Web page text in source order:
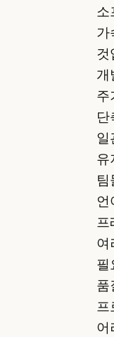
소
가
것
개
주
단
일
유
팀
언
프
여
필
품
프
어